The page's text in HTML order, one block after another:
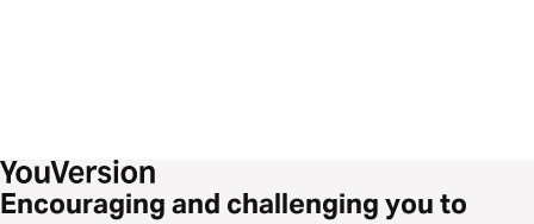
Encouraging and challenging you to